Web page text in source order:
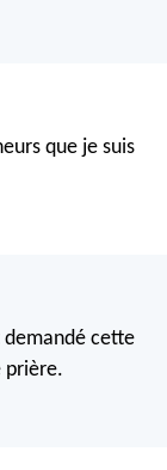
que je suis
demandé cette
prière.